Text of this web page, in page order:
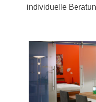
individuelle